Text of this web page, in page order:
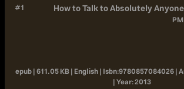
#1 How to Talk to Absolutely
epub | 611.05 KB | English |Isbn:9780857084026 |
|Year:2013